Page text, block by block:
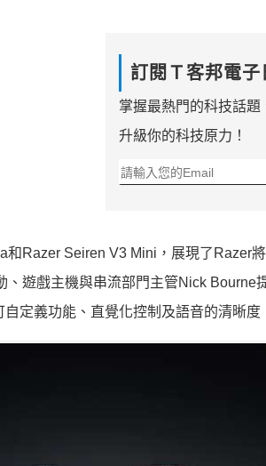
訂閱Ｔ客邦電子
掌握最熱門的科技話題
升級你的科技原力！
和Razer Seiren V3 Mini，展現了Razer
遊戲主機與串流部門主管Nick Bourne
定義功能、直覺化控制及語音的清晰度